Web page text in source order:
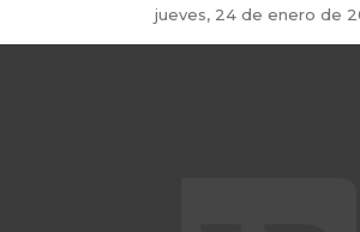
jueves, 24 de enero de